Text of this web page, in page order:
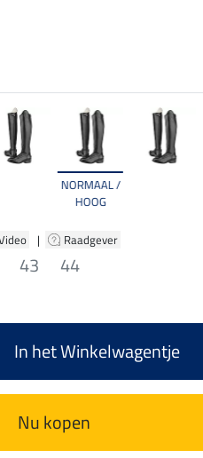
NORMAAL /
HOOG
| Raadgever
43 44
In het Winkelwagentje
Nu kopen